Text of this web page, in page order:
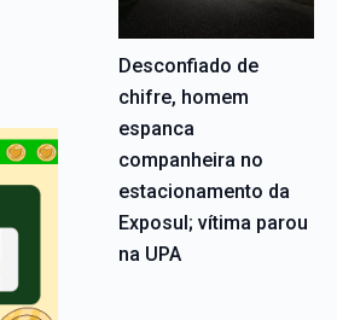
Desconfiado de
chifre, homem
espanca
companheira no
estacionamento da
Exposul; vítima parou
na UPA